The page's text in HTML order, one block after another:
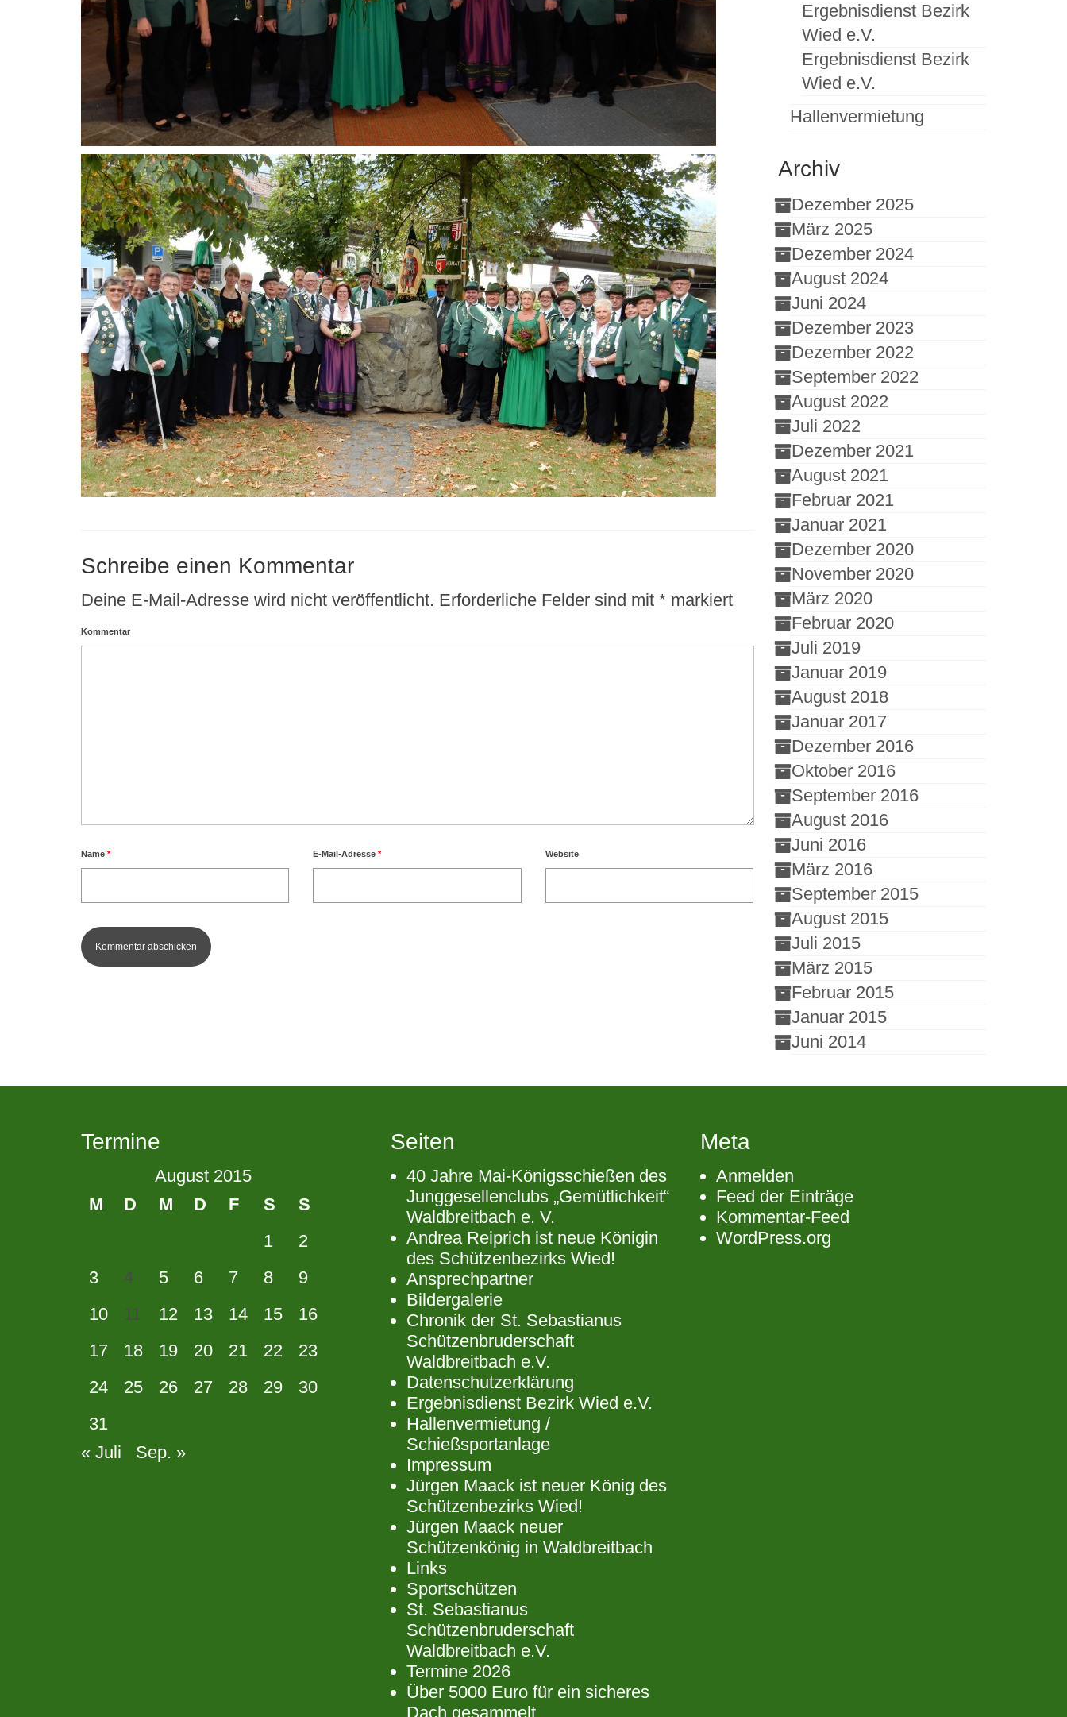
Schreibe einen Kommentar
Deine E-Mail-Adresse wird nicht veröffentlicht. Erforderliche Felder sind mit * markiert
Kommentar
Name * E-Mail-Adresse* Website
Ergebnisdienst Bezirk
Wied e.V.
Ergebnisdienst Bezirk
Wied e.V.
Hallenvermietung
Archiv
Dezember 2025
März 2025
Dezember 2024
August 2024
Juni 2024
Dezember 2023
Dezember 2022
September 2022
August 2022
Juli 2022
Dezember 2021
August 2021
Februar 2021
Januar 2021
Dezember 2020
November 2020
März 2020
Februar 2020
Juli 2019
Januar 2019
August 2018
Januar 2017
Dezember 2016
Oktober 2016
September 2016
August 2016
Juni 2016
März 2016
September 2015
August 2015
Juli 2015
März 2015
Februar 2015
Januar 2015
Juni 2014
Termine
August 2015
M
D M D F S
S
1
2
3
4 5 6 7 8
9
10
11 12 13 14 15
16
17
18 19 20 21 22
23
24
25 26 27 28 29
30
31
« Juli
Sep. »
Seiten
40 Jahre Mai-Königsschießen des
Junggesellenclubs „Gemütlichkeit“
Waldbreitbach e. V.
Andrea Reiprich ist neue Königin
des Schützenbezirks Wied!
Ansprechpartner
Bildergalerie
Chronik der St. Sebastianus
Schützenbruderschaft
Waldbreitbach e.V.
Datenschutzerklärung
Ergebnisdienst Bezirk Wied e.V.
Hallenvermietung /
Schießsportanlage
Impressum
Jürgen Maack ist neuer König des
Schützenbezirks Wied!
Jürgen Maack neuer
Schützenkönig in Waldbreitbach
Links
Sportschützen
St. Sebastianus
Schützenbruderschaft
Waldbreitbach e.V.
Termine 2026
Über 5000 Euro für ein sicheres
Dach gesammelt
Meta
Anmelden
Feed der Einträge
Kommentar-Feed
WordPress.org